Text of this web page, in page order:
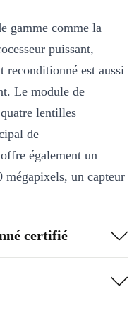
gamme comme la
puissant,
reconditionné est aussi
Le module de
lentilles
de
également un
mégapixels, un capteur
de profondeur de
professionnelles
Le choix parfait
pour autant se
certifié